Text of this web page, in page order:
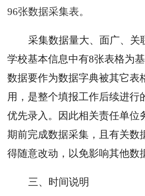
96张数据采集表。
采集数据量大、面广、关
学校基本信息中有8张表格为
数据要作为数据字典被其它表
用，是整个填报工作后续进行
优先录入。因此相关责任单位
期前完成数据采集，且有关数
得随意改动，以免影响其他数
三、时间说明